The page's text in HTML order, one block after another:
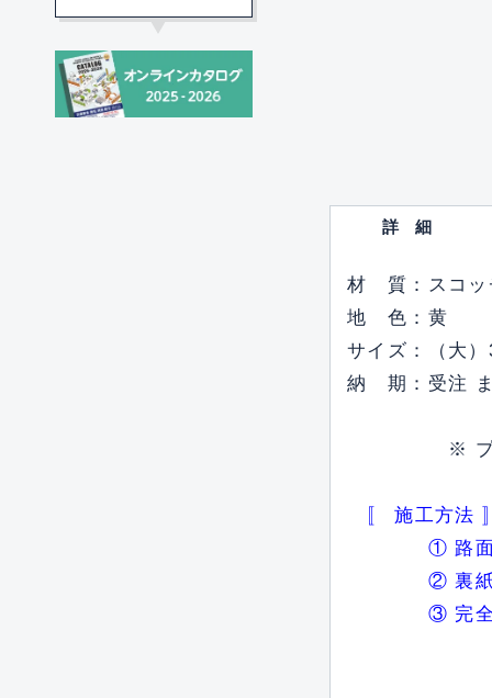
詳細
材 質：スコッ
地 色：黄
サイズ：（大
納 期：受注 ま
※ プライマ
〚 施工方法
① 路面（コ
② 裏紙を
③ 完全に貼